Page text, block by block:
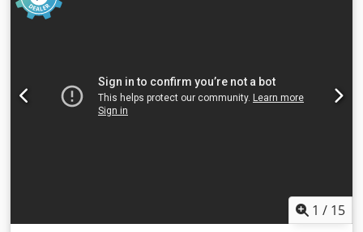
1 / 15